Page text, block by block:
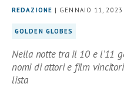
REDAZIONE | GENNAIO 11, 2023
GOLDEN GLOBES
Nella notte tra il 10 e l’11
nomi di attori e film
lista